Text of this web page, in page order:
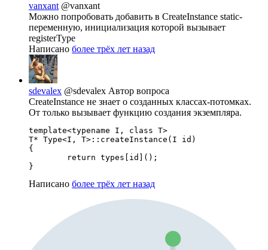
vanxant @vanxant
Можно попробовать добавить в CreateInstance static-
переменную, инициализация которой вызывает
registerType
Написано более трёх лет назад
sdevalex @sdevalex Автор вопроса
CreateInstance не знает о созданных классах-потомках.
От только вызывает функцию создания экземпляра.
template<typename I, class T>
T* Type<I, T>::createInstance(I id)
{
}
Написано более трёх лет назад